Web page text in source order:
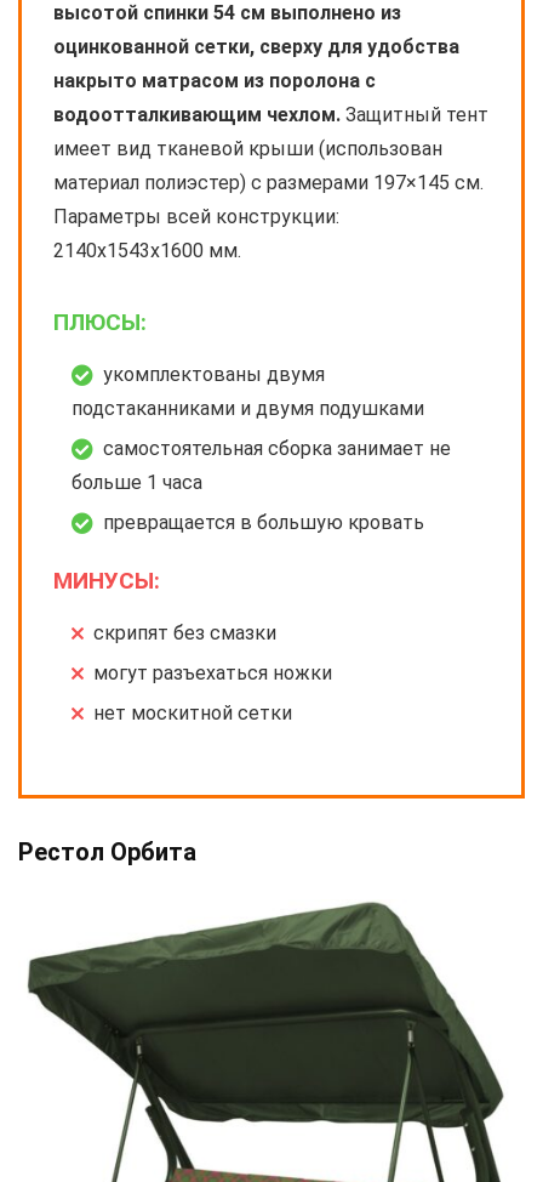
высотой спинки 54 см выполнено из
оцинкованной сетки, сверху для удобства
накрыто матрасом из поролона с
водоотталкивающим чехлом. Защитный тент
имеет вид тканевой крыши (использован
материал полиэстер) с размерами 197×145 см.
Параметры всей конструкции:
2140х1543х1600 мм.
ПЛЮСЫ:
укомплектованы двумя
подстаканниками и двумя подушками
самостоятельная сборка занимает не
больше 1 часа
превращается в большую кровать
МИНУСЫ:
скрипят без смазки
могут разъехаться ножки
нет москитной сетки
Рестол Орбита